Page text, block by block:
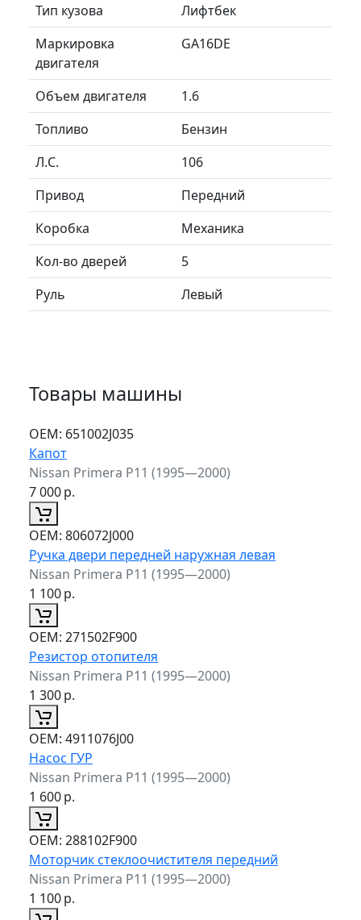
Тип кузова
Лифтбек
Маркировка
двигателя
GA16DE
Объем двигателя
1.6
Топливо
Бензин
Л.C.
106
Привод
Передний
Коробка
Механика
Кол-во дверей
5
Руль
Левый
Товары машины
ОЕМ: 651002J035
Капот
Nissan Primera P11 (1995—2000)
7 000р.
ОЕМ: 806072J000
Ручка двери передней наружная левая
Nissan Primera P11 (1995—2000)
1 100р.
ОЕМ: 271502F900
Резистор отопителя
Nissan Primera P11 (1995—2000)
1 300р.
ОЕМ: 4911076J00
Насос ГУР
Nissan Primera P11 (1995—2000)
1 600р.
ОЕМ: 288102F900
Моторчик стеклоочистителя передний
Nissan Primera P11 (1995—2000)
1 100р.